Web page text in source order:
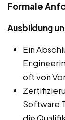
Formale
Ausbildung
Ein
oft von
Software
die